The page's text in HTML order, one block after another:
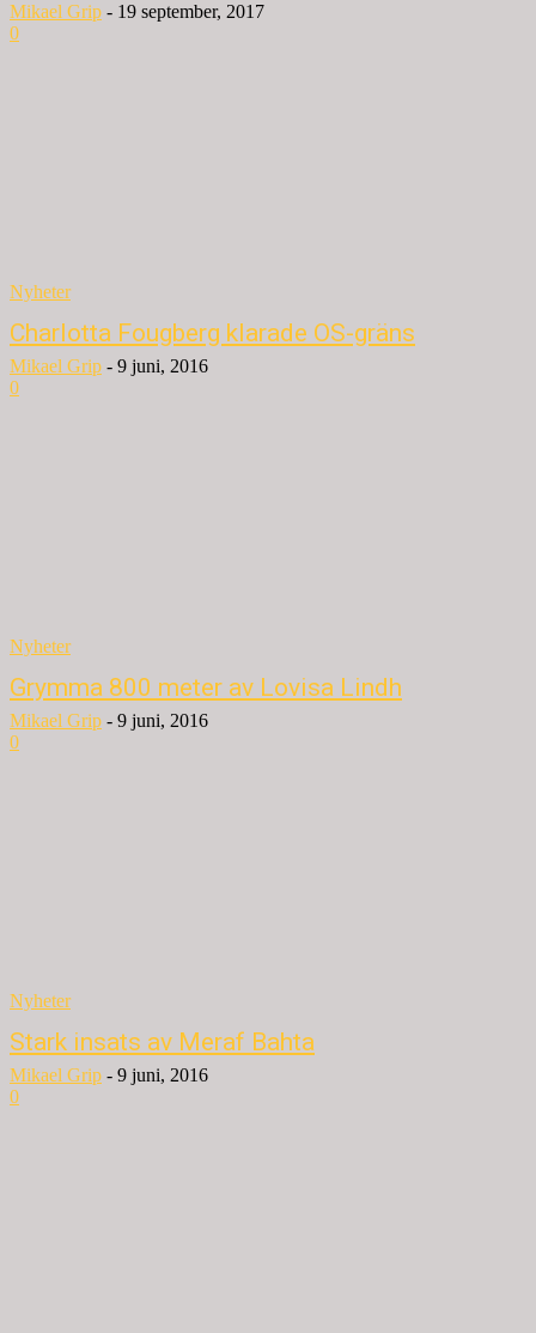
Mikael Grip - 19 september, 2017
0
Nyheter
Charlotta Fougberg klarade OS-gräns
Mikael Grip - 9 juni, 2016
0
Nyheter
Grymma 800 meter av Lovisa Lindh
Mikael Grip - 9 juni, 2016
0
Nyheter
Stark insats av Meraf Bahta
Mikael Grip - 9 juni, 2016
0